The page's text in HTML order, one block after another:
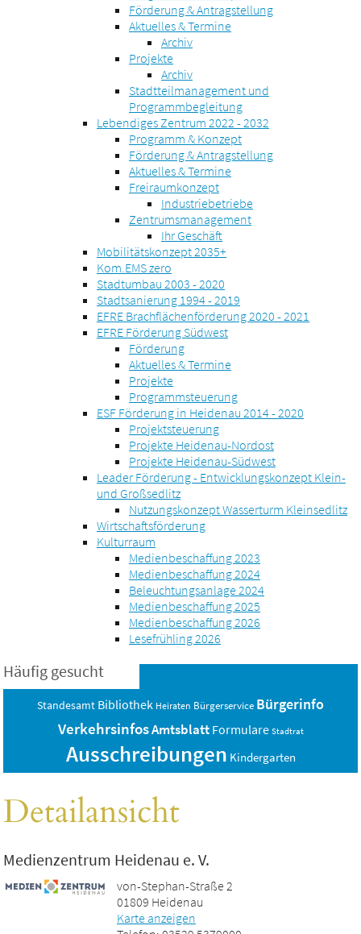
Förderung & Antragstellung
Aktuelles & Termine
Archiv
Projekte
Archiv
Stadtteilmanagement und
Programmbegleitung
Lebendiges Zentrum 2022 - 2032
Programm & Konzept
Förderung & Antragstellung
Aktuelles & Termine
Freiraumkonzept
Industriebetriebe
Zentrumsmanagement
Ihr Geschäft
Mobilitätskonzept 2035+
Kom.EMS zero
Stadtumbau 2003 - 2020
Stadtsanierung 1994 - 2019
EFRE Brachflächenförderung 2020 - 2021
EFRE Förderung Südwest
Förderung
Aktuelles & Termine
Projekte
Programmsteuerung
ESF Förderung in Heidenau 2014 - 2020
Projektsteuerung
Projekte Heidenau-Nordost
Projekte Heidenau-Südwest
Leader Förderung - Entwicklungskonzept Klein-
und Großsedlitz
Nutzungskonzept Wasserturm Kleinsedlitz
Wirtschaftsförderung
Kulturraum
Medienbeschaffung 2023
Medienbeschaffung 2024
Beleuchtungsanlage 2024
Medienbeschaffung 2025
Medienbeschaffung 2026
Lesefrühling 2026
Häufig gesucht
Standesamt Bibliothek Heiraten Bürgerservice Bürgerinfo
VerkehrsinfosAmtsblatt Formulare Stadtrat
Ausschreibungen Kindergarten
Detailansicht
Medienzentrum Heidenau e. V.
von-Stephan-Straße 2
01809 Heidenau
Karte anzeigen